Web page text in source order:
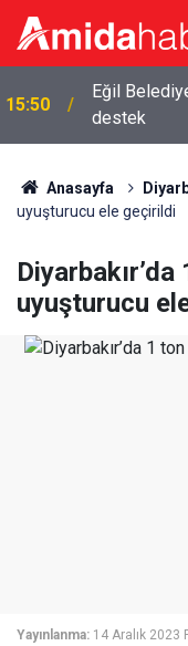
15:50
Eğil
15:13
çıktı
Anasayfa
uyuşturucu ele geçirildi
uyuşturucu
Yayınlanma: 14 Aralık 2023